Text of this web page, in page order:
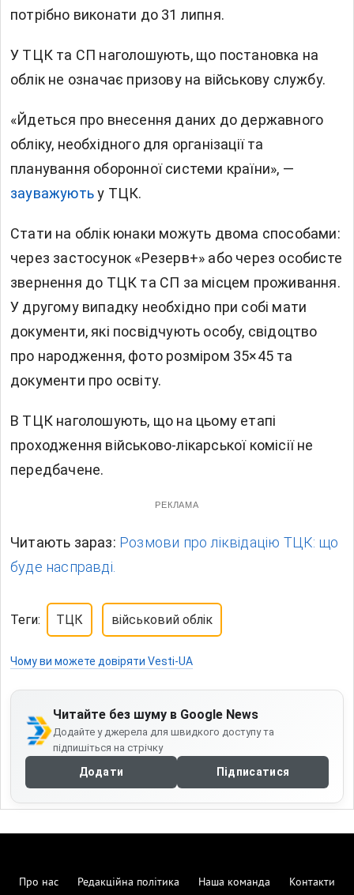
потрібно виконати до 31 липня.
У ТЦК та СП наголошують, що постановка на
облік не означає призову на військову службу.
«Йдеться про внесення даних до державного
обліку, необхідного для організації та
планування оборонної системи країни», —
зауважуютьу ТЦК.
Стати на облік юнаки можуть двома способами:
через застосунок «Резерв+» або через особисте
звернення до ТЦК та СП за місцем проживання.
У другому випадку необхідно при собі мати
документи, які посвідчують особу, свідоцтво
про народження, фото розміром 35×45 та
документи про освіту.
В ТЦК наголошують, що на цьому етапі
проходження військово-лікарської комісії не
передбачене.
РЕКЛАМА
Читають зараз: Розмови про ліквідацію ТЦК: що
буде насправді.
Теги: ТЦК військовий облік
Чому ви можете довіряти Vesti-UA
Читайте без шуму в Google News
Додайте у джерела для швидкого доступу та
підпишіться на стрічку
Додати Підписатися
Про нас Редакційна політика Наша команда
Контакти